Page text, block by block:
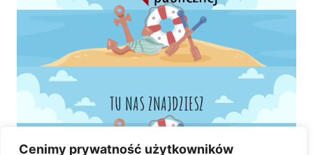
Cenimy prywatność użytkowników
TU NAS ZNAJDZIESZ